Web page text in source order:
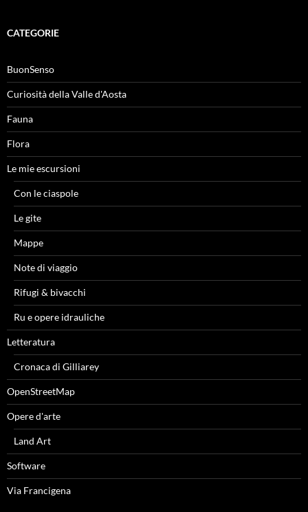
CATEGORIE
BuonSenso
Curiosità della Valle d'Aosta
Fauna
Flora
Le mie escursioni
Con le ciaspole
Le gite
Mappe
Note di viaggio
Rifugi & bivacchi
Ru e opere idrauliche
Letteratura
Cronaca di Gilliarey
OpenStreetMap
Opere d'arte
Land Art
Software
Via Francigena